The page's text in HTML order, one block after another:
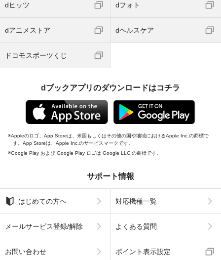
dヒッツ dフォト
dアニメストア dヘルスケア
ドコモスポーツくじ
dブックアプリのダウンロードはコチラ
Appleのロゴ、App Storeは、米国もしくはその他の国や地域におけるApple Inc.の商標で
す。App Storeは、Apple Inc.のサービスマークです。
Google Play および Google Play ロゴは Google LLC の商標です。
サポート情報
はじめての方へ 対応機種一覧
メールサービス登録/解除 よくある質問
お問い合わせ ポイント表示設定